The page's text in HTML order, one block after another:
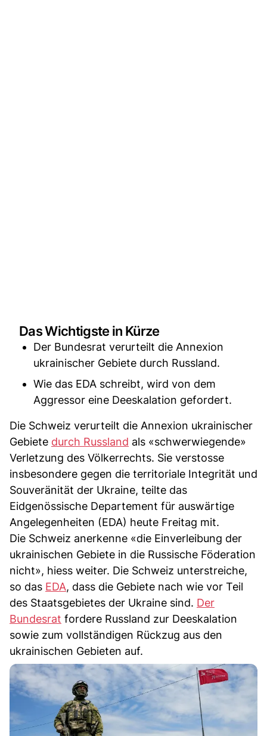
Das Wichtigste in Kürze
Der Bundesrat verurteilt die Annexion
ukrainischer Gebiete durch Russland.
Wie das EDA schreibt, wird von dem
Aggressor eine Deeskalation gefordert.
Die Schweiz verurteilt die Annexion ukrainischer
Gebiete durch Russland als «schwerwiegende»
Verletzung des Völkerrechts. Sie verstosse
insbesondere gegen die territoriale Integrität und
Souveränität der Ukraine, teilte das
Eidgenössische Departement für auswärtige
Angelegenheiten (EDA) heute Freitag mit.
Die Schweiz anerkenne «die Einverleibung der
ukrainischen Gebiete in die Russische Föderation
nicht», hiess weiter. Die Schweiz unterstreiche,
so das EDA, dass die Gebiete nach wie vor Teil
des Staatsgebietes der Ukraine sind. Der
Bundesrat fordere Russland zur Deeskalation
sowie zum vollständigen Rückzug aus den
ukrainischen Gebieten auf.